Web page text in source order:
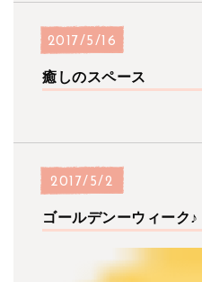
2017/5/16
癒しのスペース
2017/5/2
ゴールデンーウィーク♪